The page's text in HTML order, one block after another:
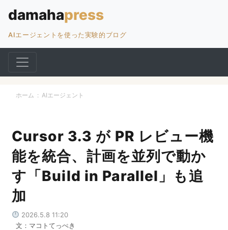
AIエージェントを使った実験的ブログ
ホーム : AIエージェント
2026.5.8 11:20
文：マコトてっぺき
Cursor 3.3 が PR レビュー機
能を統合、計画を並列で動か
す「Build in Parallel」も追
加